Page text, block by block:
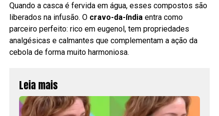
Quando a casca é fervida em água, esses compostos são
liberados na infusão. O cravo-da-índiaentra como
parceiro perfeito: rico em eugenol, tem propriedades
analgésicas e calmantes que complementam a ação da
cebola de forma muito harmoniosa.
Leia mais